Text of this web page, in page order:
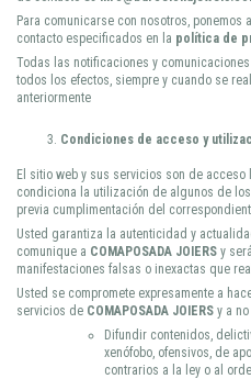
Para comunicarse con nosotros,
contacto especificados en la política de
Todas las notificaciones y
todos los efectos, siempre y cuando se
anteriormente
Condiciones de acceso y
El sitio web y sus servicios son de acceso
condiciona la utilización de algunos de
previa cumplimentación del
Usted garantiza la autenticidad y
comunique a COMAPOSADA JOIERS y
manifestaciones falsas o inexactas que
Usted se compromete expresamente a
servicios de COMAPOSADA JOIERS y a
Difundir contenidos,
xenófobo, ofensivos, de
contrarios a la ley o al